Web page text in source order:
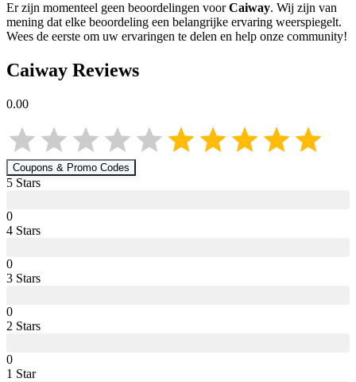
Er zijn momenteel geen beoordelingen voorCaiway. Wij zijn van
mening dat elke beoordeling een belangrijke ervaring weerspiegelt.
Wees de eerste om uw ervaringen te delen en help onze community!
Caiway Reviews
0.00
Coupons & Promo Codes
5 Stars
0
4 Stars
0
3 Stars
0
2 Stars
0
1 Star